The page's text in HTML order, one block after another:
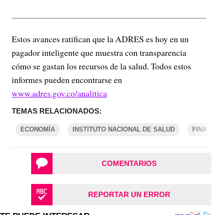
Estos avances ratifican que la ADRES es hoy en un
pagador inteligente que muestra con transparencia
cómo se gastan los recursos de la salud. Todos estos
informes pueden encontrarse en
www.adres.gov.co/analitica
TEMAS RELACIONADOS:
ECONOMÍA INSTITUTO NACIONAL DE SALUD
COMENTARIOS
REPORTAR UN ERROR